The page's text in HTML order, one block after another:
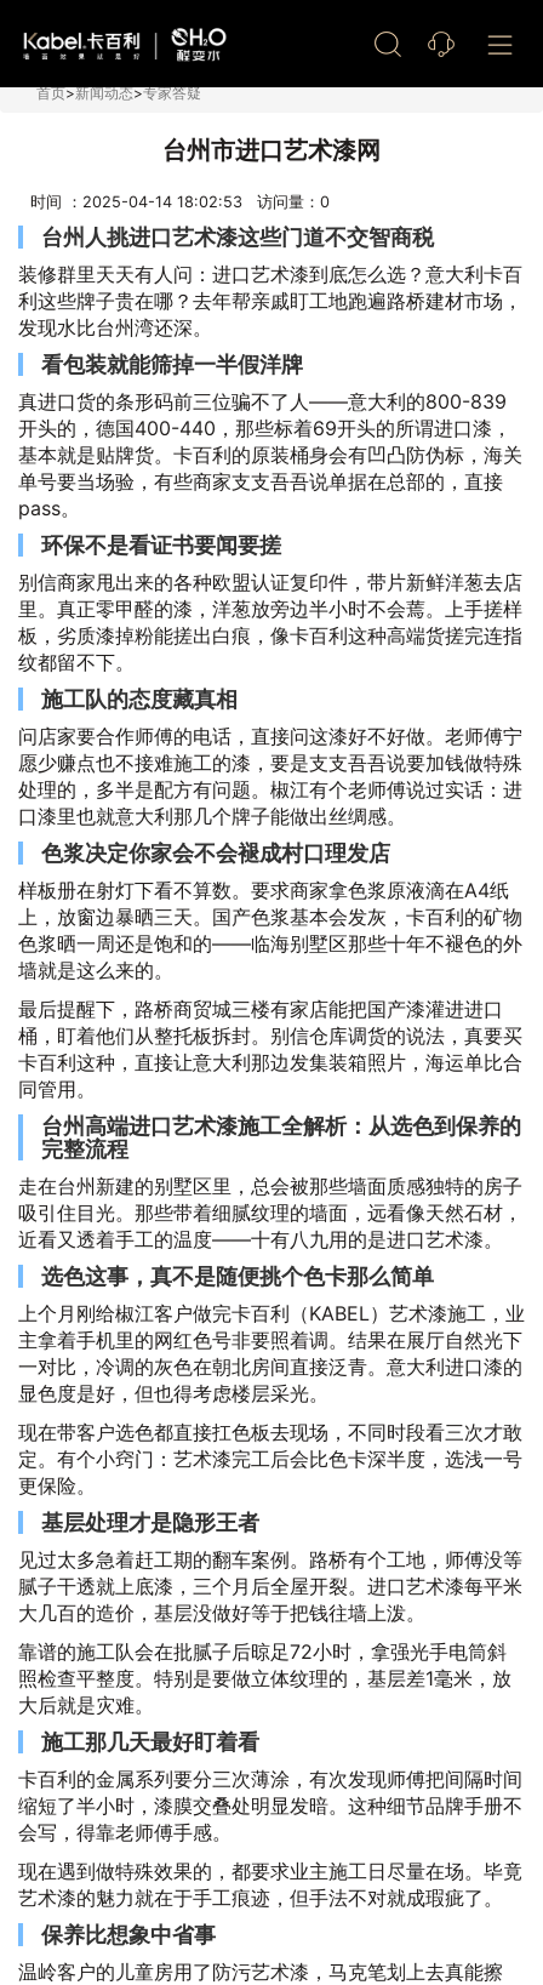
首页>新闻动态>专家答疑
台州市进口艺术漆网
时间 ：2025-04-14 18:02:53 访问量： 0
台州人挑进口艺术漆这些门道不交智商税
装修群里天天有人问：进口艺术漆到底怎么选？意大利卡百
利这些牌子贵在哪？去年帮亲戚盯工地跑遍路桥建材市场，
发现水比台州湾还深。
看包装就能筛掉一半假洋牌
真进口货的条形码前三位骗不了人——意大利的800-839
开头的，德国400-440，那些标着69开头的所谓进口漆，
基本就是贴牌货。卡百利的原装桶身会有凹凸防伪标，海关
单号要当场验，有些商家支支吾吾说单据在总部的，直接
pass。
环保不是看证书要闻要搓
别信商家甩出来的各种欧盟认证复印件，带片新鲜洋葱去店
里。真正零甲醛的漆，洋葱放旁边半小时不会蔫。上手搓样
板，劣质漆掉粉能搓出白痕，像卡百利这种高端货搓完连指
纹都留不下。
施工队的态度藏真相
问店家要合作师傅的电话，直接问这漆好不好做。老师傅宁
愿少赚点也不接难施工的漆，要是支支吾吾说要加钱做特殊
处理的，多半是配方有问题。椒江有个老师傅说过实话：进
口漆里也就意大利那几个牌子能做出丝绸感。
色浆决定你家会不会褪成村口理发店
样板册在射灯下看不算数。要求商家拿色浆原液滴在A4纸
上，放窗边暴晒三天。国产色浆基本会发灰，卡百利的矿物
色浆晒一周还是饱和的——临海别墅区那些十年不褪色的外
墙就是这么来的。
最后提醒下，路桥商贸城三楼有家店能把国产漆灌进进口
桶，盯着他们从整托板拆封。别信仓库调货的说法，真要买
卡百利这种，直接让意大利那边发集装箱照片，海运单比合
同管用。
台州高端进口艺术漆施工全解析：从选色到保养的
完整流程
走在台州新建的别墅区里，总会被那些墙面质感独特的房子
吸引住目光。那些带着细腻纹理的墙面，远看像天然石材，
近看又透着手工的温度——十有八九用的是进口艺术漆。
选色这事，真不是随便挑个色卡那么简单
上个月刚给椒江客户做完卡百利（KABEL）艺术漆施工，业
主拿着手机里的网红色号非要照着调。结果在展厅自然光下
一对比，冷调的灰色在朝北房间直接泛青。意大利进口漆的
显色度是好，但也得考虑楼层采光。
现在带客户选色都直接扛色板去现场，不同时段看三次才敢
定。有个小窍门：艺术漆完工后会比色卡深半度，选浅一号
更保险。
基层处理才是隐形王者
见过太多急着赶工期的翻车案例。路桥有个工地，师傅没等
腻子干透就上底漆，三个月后全屋开裂。进口艺术漆每平米
大几百的造价，基层没做好等于把钱往墙上泼。
靠谱的施工队会在批腻子后晾足72小时，拿强光手电筒斜
照检查平整度。特别是要做立体纹理的，基层差1毫米，放
大后就是灾难。
施工那几天最好盯着看
卡百利的金属系列要分三次薄涂，有次发现师傅把间隔时间
缩短了半小时，漆膜交叠处明显发暗。这种细节品牌手册不
会写，得靠老师傅手感。
现在遇到做特殊效果的，都要求业主施工日尽量在场。毕竟
艺术漆的魅力就在于手工痕迹，但手法不对就成瑕疵了。
保养比想象中省事
温岭客户的儿童房用了防污艺术漆，马克笔划上去真能擦